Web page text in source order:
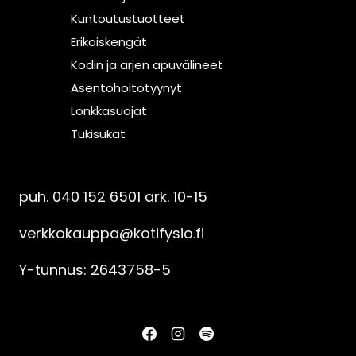
Kuntoutustuotteet
Erikoiskengät
Kodin ja arjen apuvälineet
Asentohoitotyynyt
Lonkkasuojat
Tukisukat
puh. 040 152 6501 ark. 10-15
verkkokauppa@kotifysio.fi
Y-tunnus: 2643758-5